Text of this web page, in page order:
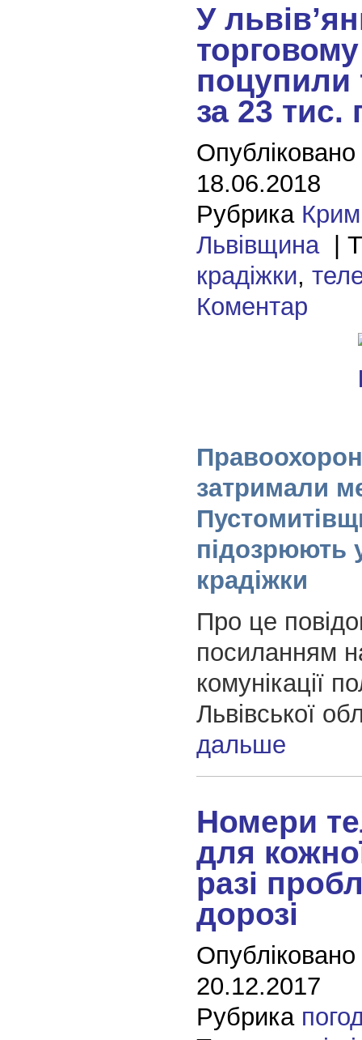
У
поцупили
за 23 тис.
18.06.2018
Рубрика
Львівщина|
крадіжки,
Коментар
затримали
підозрюють
крадіжки
Про це
посиланням
комунікації
Львівської
дальше
Номери
для
разі
дорозі
20.12.2017
Рубрика